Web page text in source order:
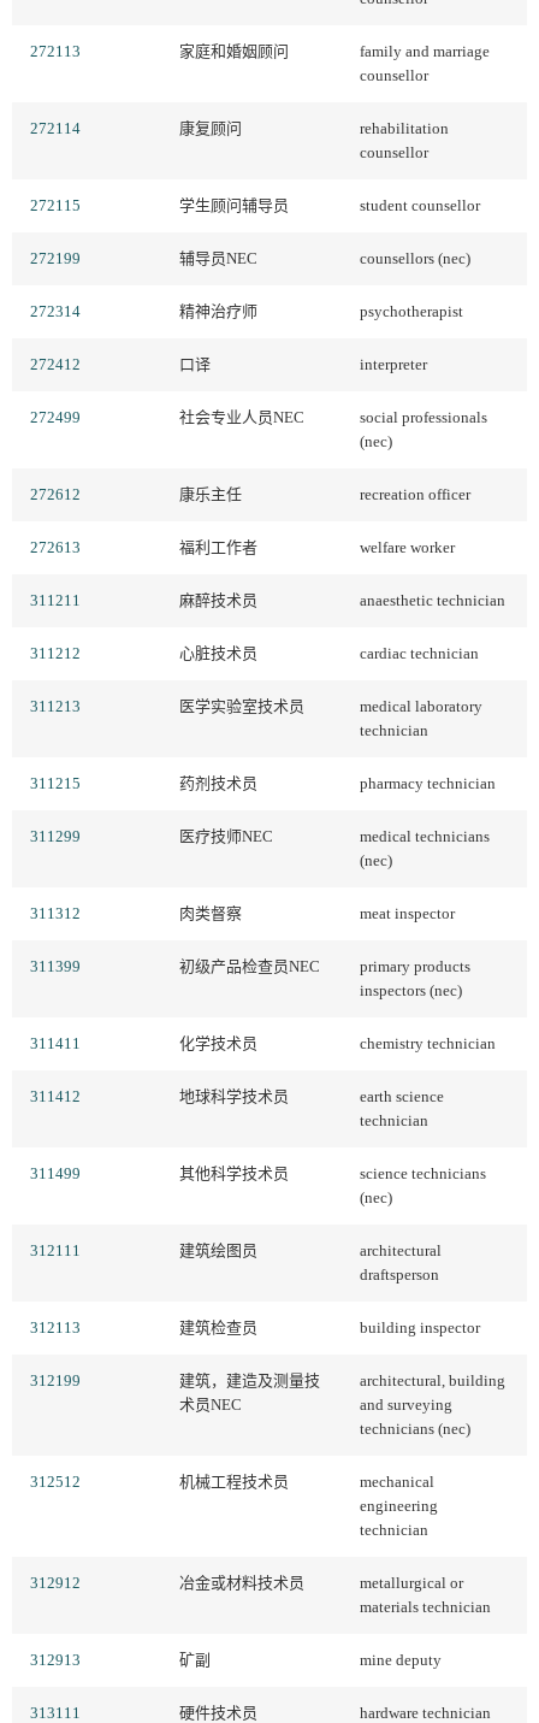
272113 家庭和婚姻顾问
family and marriage
counsellor
272114 康复顾问
rehabilitation
counsellor
272115 学生顾问辅导员 student counsellor
272199 辅导员NEC counsellors (nec)
272314 精神治疗师 psychotherapist
272412 口译 interpreter
272499 社会专业人员NEC
social professionals
(nec)
272612 康乐主任 recreation officer
272613 福利工作者 welfare worker
311211 麻醉技术员 anaesthetic technician
311212 心脏技术员 cardiac technician
311213 医学实验室技术员
medical laboratory
technician
311215 药剂技术员 pharmacy technician
311299 医疗技师NEC
medical technicians
(nec)
311312 肉类督察 meat inspector
311399 初级产品检查员NEC
primary products
inspectors (nec)
311411 化学技术员 chemistry technician
311412 地球科学技术员
earth science
technician
311499 其他科学技术员
science technicians
(nec)
312111 建筑绘图员
architectural
draftsperson
312113 建筑检查员 building inspector
312199
建筑，建造及测量技
术员NEC
architectural, building
and surveying
technicians (nec)
312512 机械工程技术员
mechanical
engineering
technician
312912 冶金或材料技术员
metallurgical or
materials technician
312913 矿副 mine deputy
313111 硬件技术员 hardware technician